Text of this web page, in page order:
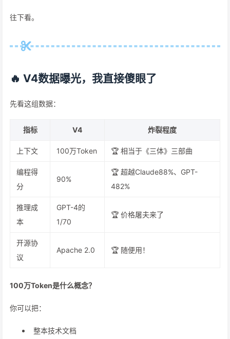
往下看。
🔥 V4数据曝光，我直接傻眼了
先看这组数据：
指标 V4 炸裂程度
上下文 100万Token 🏆 相当于《三体》三部曲
编程得
分
90%
🏆 超越Claude88%、GPT-
482%
推理成
本
GPT-4的
1/70
🏆 价格屠夫来了
开源协
议
Apache 2.0 🏆 随便用！
100万Token是什么概念？
你可以把：
整本技术文档